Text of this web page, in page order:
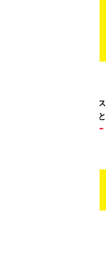
。ガソリンス
存インフラを活用すること
リー